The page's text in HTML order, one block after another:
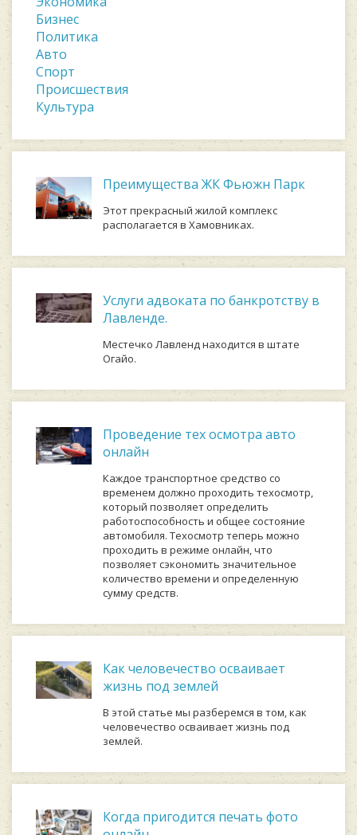
Бизнес
Политика
Авто
Спорт
Происшествия
Культура
Преимущества ЖК Фьюжн Парк
Этот прекрасный жилой комплекс
располагается в Хамовниках.
Услуги адвоката по банкротству в
Лавленде.
Местечко Лавленд находится в штате
Огайо.
Проведение тех осмотра авто
онлайн
Каждое транспортное средство со
временем должно проходить техосмотр,
который позволяет определить
работоспособность и общее состояние
автомобиля. Техосмотр теперь можно
проходить в режиме онлайн, что
позволяет сэкономить значительное
количество времени и определенную
сумму средств.
Как человечество осваивает
жизнь под землей
В этой статье мы разберемся в том, как
человечество осваивает жизнь под
землей.
Когда пригодится печать фото